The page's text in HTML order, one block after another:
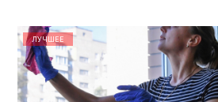
ЛУЧШЕЕ